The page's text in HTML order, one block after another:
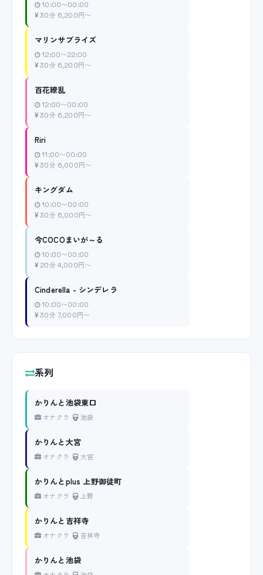
10:00〜00:00
30分 6,200円〜
マリンサプライズ
12:00〜22:00
30分 6,200円〜
百花繚乱
12:00〜00:00
30分 6,200円〜
Riri
11:00〜00:00
30分 6,000円〜
キングダム
10:00〜00:00
30分 6,000円〜
今COCOまいが～る
10:00〜00:00
20分 4,000円〜
Cinderella - シンデレラ
10:00〜00:00
30分 7,000円〜
系列
かりんと池袋東口
オナクラ 池袋
かりんと大宮
オナクラ 大宮
かりんとplus 上野御徒町
オナクラ 上野
かりんと吉祥寺
オナクラ 吉祥寺
かりんと池袋